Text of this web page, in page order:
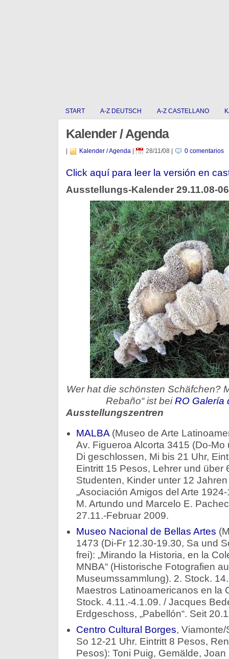
START A-Z DEUTSCH A-Z CASTELLANO
Kalender / Agenda
Kalender / Agenda| 28/11/08 0 comentarios
Click aquí para leer la versión en
Ausstellungs-Kalender 29.11.08-
Wer hat die schönsten Schäfchen?
Rebaño“ ist beiRO Galería
Ausstellungszentren
MALBA(Museo de Arte
Av. Figueroa Alcorta 3415 (Do-
Di geschlossen, Mi bis 21 Uhr,
Eintritt 15 Pesos, Lehrer und über
Studenten, Kinder unter 12
„Asociación Amigos del Arte
M. Artundo und Marcelo E.
27.11.-Februar 2009.
Museo Nacional de Bellas Artes
1473 (Di-Fr 12.30-19.30, Sa und
frei): „Mirando la Historia, en la
MNBA“ (Historische Fotografien
Museumssammlung). 2. Stock.
Maestros Latinoamericanos en la
Stock. 4.11.-4.1.09. / Jacques
Erdgeschoss, „Pabellón“. Seit
Centro Cultural Borges,
So 12-21 Uhr. Eintritt 8 Pesos,
Pesos): Toni Puig, Gemälde,